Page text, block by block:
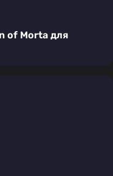
of Morta для